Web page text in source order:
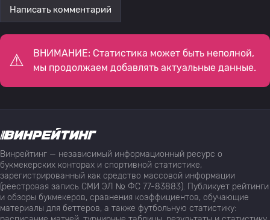
Написать комментарий
ВНИМАНИЕ: Статистика может быть неполной,
мы продолжаем добавлять актуальные данные.
Винрейтинг — независимый информационный ресурс о
букмекерских конторах и спортивной статистике,
зарегистрированный как средство массовой информации
(реестровая запись СМИ ЭЛ № ФС 77-83883). Публикует рейтинги
и обзоры букмекеров, сравнения коэффициентов, обучающие
материалы для беттеров, а также футбольную статистику: